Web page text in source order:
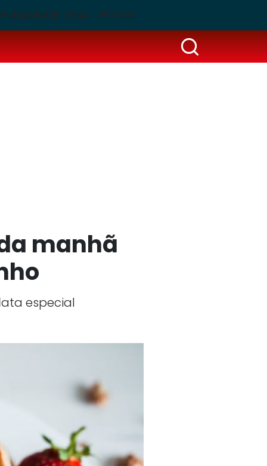
PUBLICIDADE LEGAL PSCOM
manhã
especial